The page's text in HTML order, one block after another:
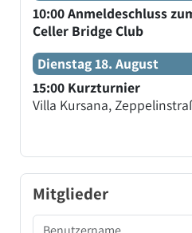
10:00 Anmeldeschluss
Celler Bridge Club
Dienstag 18. August
15:00 Kurzturnier
Villa Kursana,
Mitglieder
Benutzername